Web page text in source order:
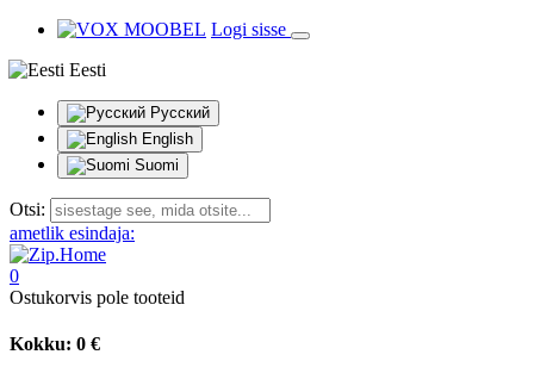
Logi sisse
Eesti
Русский
English
Suomi
Otsi:
ametlik esindaja:
0
Ostukorvis pole tooteid
Kokku: 0 €